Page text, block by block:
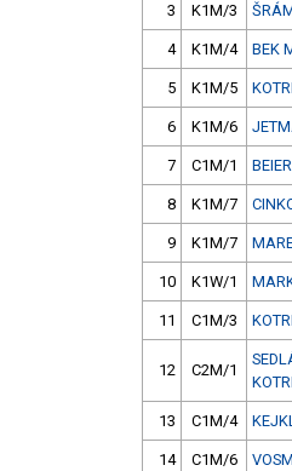
3 K1M/3
4 K1M/4 BEK
5 K1M/5
6 K1M/6
7 C1M/1
8 K1M/7
9 K1M/7
10 K1W/1
11 C1M/3
12 C2M/1
13 C1M/4
14 C1M/6